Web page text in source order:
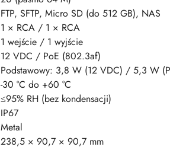
FTP, SFTP, Micro SD (do 512 GB), NAS
1 × RCA / 1 × RCA
1 wejście / 1 wyjście
12 VDC / PoE (802.3af)
Podstawowy: 3,8 W (12 VDC) / 5,3 W
-30 °C do +60 °C
≤95% RH (bez kondensacji)
IP67
Metal
238,5 × 90,7 × 90,7 mm